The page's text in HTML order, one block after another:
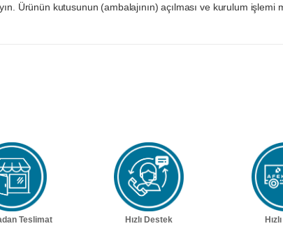
Ürünün kutusunun (ambalajının) açılması ve kurulum işlemi
Teslimat
Hızlı Destek